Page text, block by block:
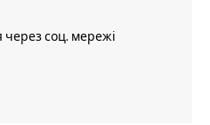
через соц. мережі